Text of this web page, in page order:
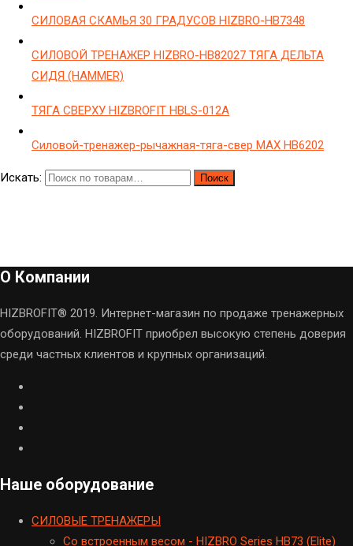
СИЛОВАЯ СКАМЬЯ 30 ГРАДУСОВ HIZBRO-HB7348
СИЛОВОЙ ТРЕНАЖЕР HIZBRO-HB82027 ТЯГА ДЕЛЬТА
СИДЯ (HAMMER)
ТЯГА СВЕРХУ HIZBROFIT HBLS-012A
Силовой-тренажер-рычажная-тяга-свер МAX HB6202
Искать: Поиск
О Компании
HIZBROFIT® 2019. Интернет-магазин по продаже тренажерных
оборудований. HIZBROFIT приобрел высокую степень доверия
среди частных клиентов и крупных организаций.
Наше оборудование
CИЛОВЫЕ ТРЕНАЖЕРЫ
Cо встроенным весом - HIZBRO Series HB73 (Elite)